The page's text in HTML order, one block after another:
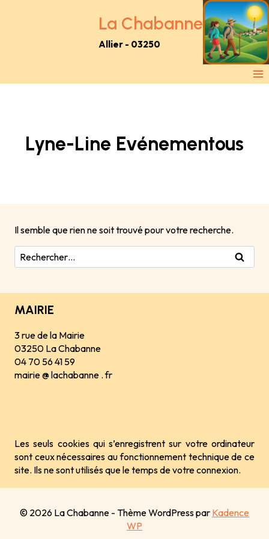
La Chabanne
Allier - 03250
Lyne-Line Evénementous
Il semble que rien ne soit trouvé pour votre recherche.
Rechercher :
MAIRIE
3 rue de la Mairie
03250 La Chabanne
04 70 56 41 59
mairie @ lachabanne . fr
Les seuls cookies qui s’enregistrent sur votre ordinateur
sont ceux nécessaires au fonctionnement technique de ce
site. Ils ne sont utilisés que le temps de votre connexion.
© 2026 La Chabanne - Thème WordPress par Kadence
WP